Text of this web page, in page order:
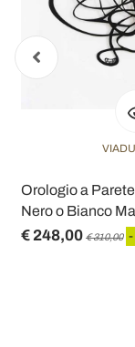
Orologio a
Nero o Bianco
€ 248,00 € 310,00